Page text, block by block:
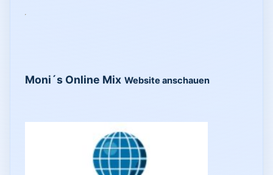
Moni´s Online Mix Website anschauen